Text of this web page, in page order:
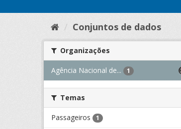
Conjuntos de dados
Organizações
Agência Nacional de... 1
Temas
Passageiros 1